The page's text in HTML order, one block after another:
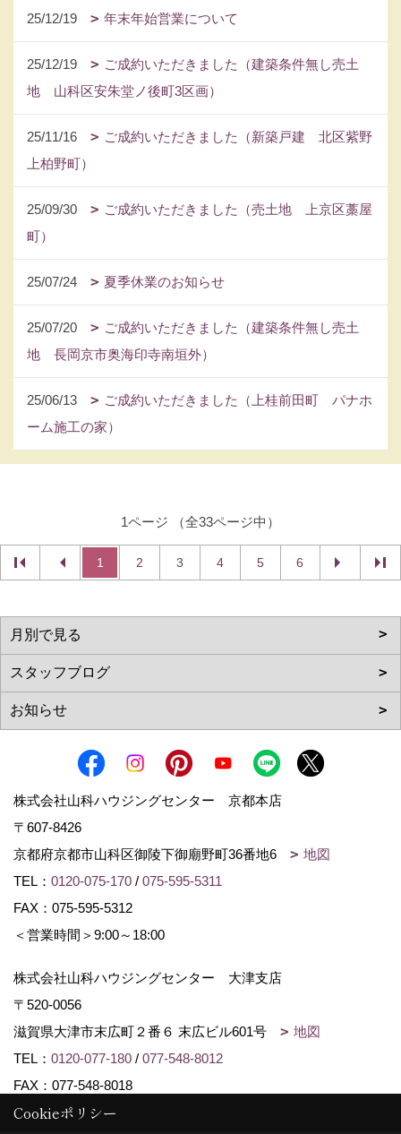
25/12/19 年末年始営業について
25/12/19
ご成約いただきました（建築条件無し売土
地 山科区安朱堂ノ後町3区画）
25/11/16
ご成約いただきました（新築戸建 北区紫野
上柏野町）
25/09/30
ご成約いただきました（売土地 上京区藁屋
町）
25/07/24 夏季休業のお知らせ
25/07/20
ご成約いただきました（建築条件無し売土
地 長岡京市奥海印寺南垣外）
25/06/13
ご成約いただきました（上桂前田町 パナホ
ーム施工の家）
1ページ （全33ページ中）
1 2 3 4 5 6
株式会社山科ハウジングセンター 京都本店
〒607-8426
京都府京都市山科区御陵下御廟野町36番地6
地図
TEL： 0120-075-170 / 075-595-5311
FAX：075-595-5312
＜営業時間＞9:00～18:00
株式会社山科ハウジングセンター 大津支店
〒520-0056
滋賀県大津市末広町２番６ 末広ビル601号
地図
TEL： 0120-077-180 / 077-548-8012
FAX：077-548-8018
Cookieポリシー